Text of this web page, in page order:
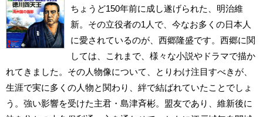
ちょうど150年前に成し遂げられた、明治維
新。その立役者の1人で、今なお多くの日本人
に愛されているのが、西郷隆盛です。西郷に関
しては、これまで、様々な小説やドラマで描か
れてきました。その人物像について、とりわけ注目すべきが、
生涯で実に多くの人物と関わり、絆で結ばれていたことでしょ
う。強い影響を受けた主君・島津斉彬。盟友であり、維新後に